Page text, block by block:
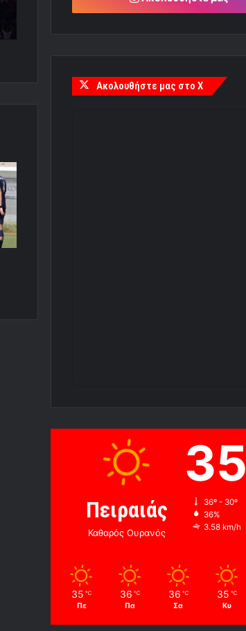
Ακολουθήστε μας στο X
Πειραιάς
Καθαρός Ουρανός
35
36º - 30º
36%
3.58 km/h
35 ℃
Πε
36 ℃
Πα
36 ℃
Σα
35 ℃
Κυ